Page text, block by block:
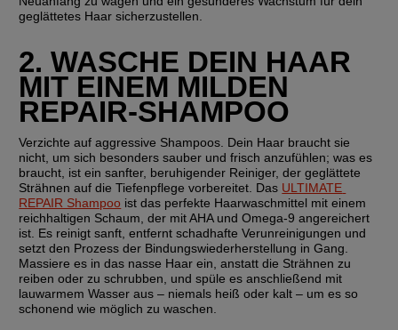
geglättetes Haar sicherzustellen.
2. WASCHE DEIN HAAR
MIT EINEM MILDEN
REPAIR-SHAMPOO
Verzichte auf aggressive Shampoos. Dein Haar braucht sie
nicht, um sich besonders sauber und frisch anzufühlen; was es
braucht, ist ein sanfter, beruhigender Reiniger, der geglättete
Strähnen auf die Tiefenpflege vorbereitet. Das ULTIMATE
REPAIR Shampoo ist das perfekte Haarwaschmittel mit einem
reichhaltigen Schaum, der mit AHA und Omega-9 angereichert
ist. Es reinigt sanft, entfernt schadhafte Verunreinigungen und
setzt den Prozess der Bindungswiederherstellung in Gang.
Massiere es in das nasse Haar ein, anstatt die Strähnen zu
reiben oder zu schrubben, und spüle es anschließend mit
lauwarmem Wasser aus – niemals heiß oder kalt – um es so
schonend wie möglich zu waschen.